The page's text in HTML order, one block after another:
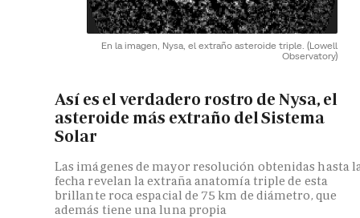
En la imagen, Nysa, el extraño asteroide triple. (Lowell
Observatory)
Así es el verdadero rostro de Nysa, el
asteroide más extraño del Sistema
Solar
Las imágenes de mayor resolución obtenidas hasta
fecha revelan la extraña anatomía triple de esta
brillante roca espacial de 75 km de diámetro, que
además tiene una luna propia